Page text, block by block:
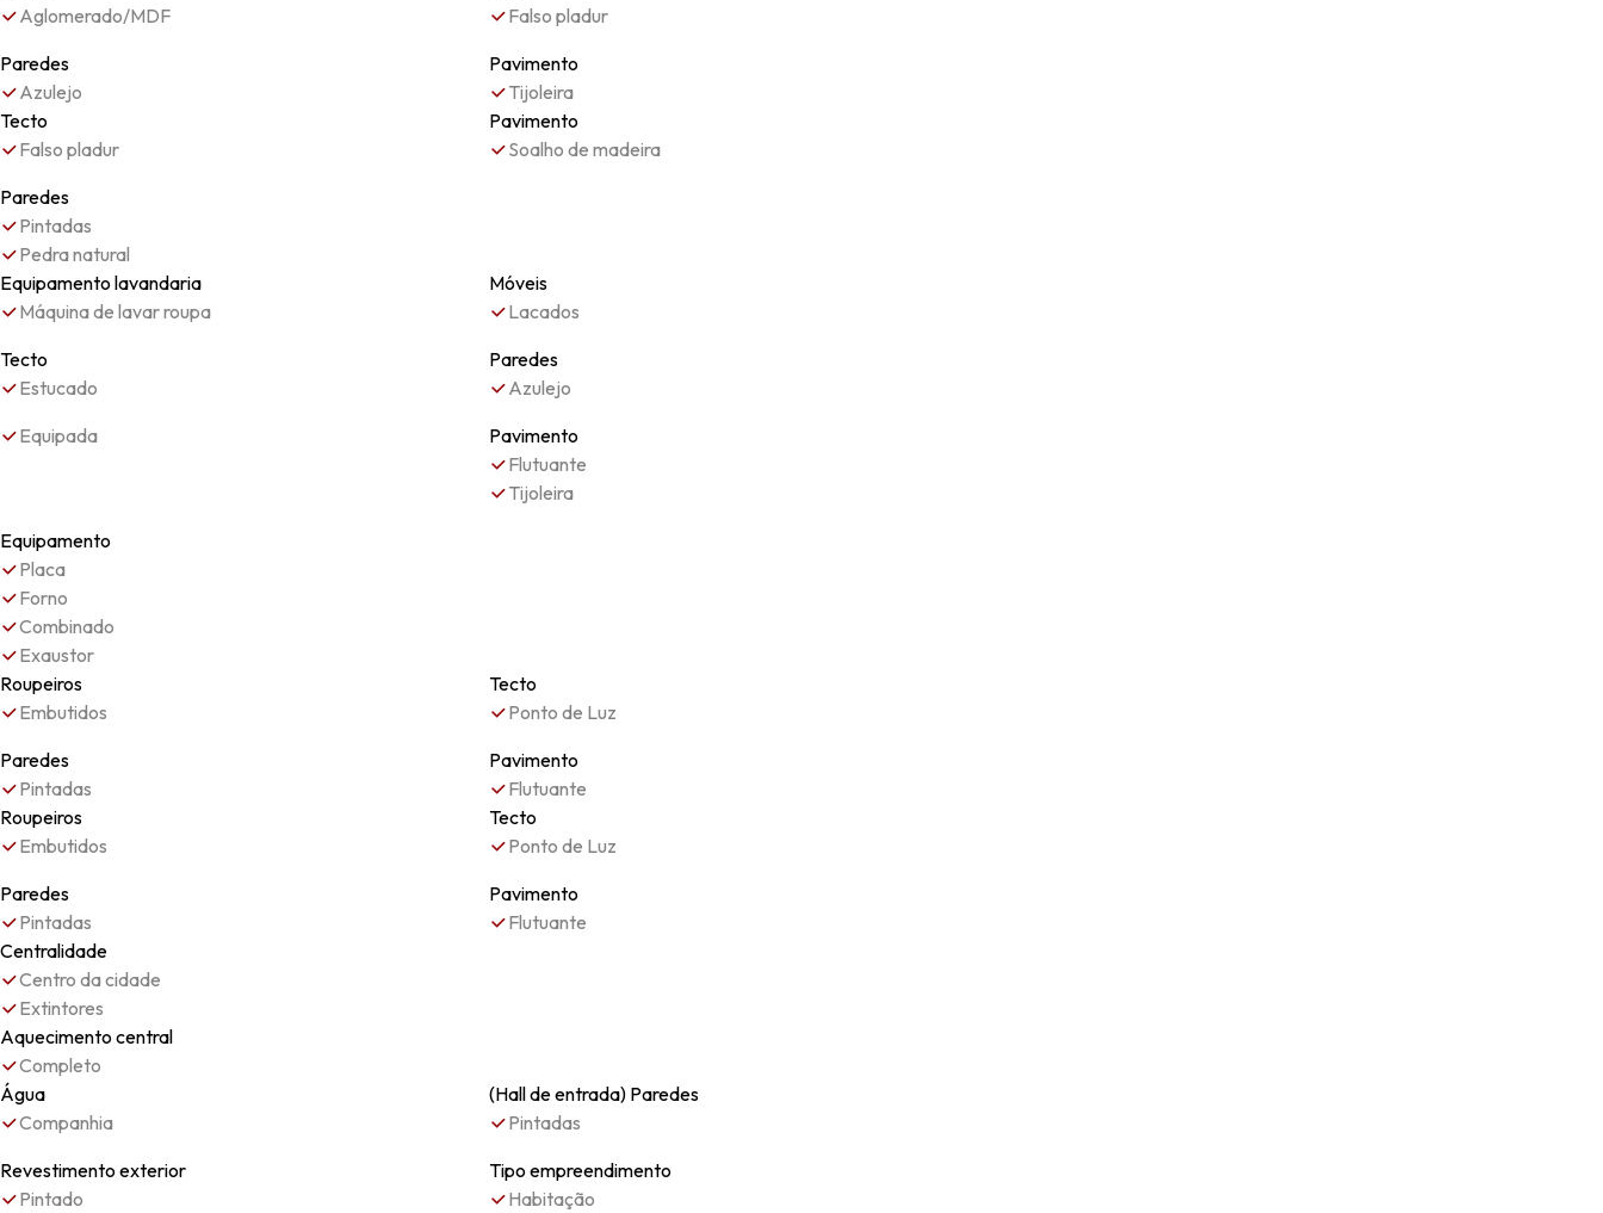
Aglomerado/MDF
Falso pladur
Paredes
Azulejo
Pavimento
Tijoleira
Tecto
Falso pladur
Pavimento
Soalho de madeira
Paredes
Pintadas
Pedra natural
Equipamento lavandaria
Máquina de lavar roupa
Móveis
Lacados
Tecto
Estucado
Paredes
Azulejo
Equipada
Pavimento
Flutuante
Tijoleira
Equipamento
Placa
Forno
Combinado
Exaustor
Roupeiros
Embutidos
Tecto
Ponto de Luz
Paredes
Pintadas
Pavimento
Flutuante
Roupeiros
Embutidos
Tecto
Ponto de Luz
Paredes
Pintadas
Pavimento
Flutuante
Centralidade
Centro da cidade
Extintores
Aquecimento central
Completo
Água
Companhia
(Hall de entrada) Paredes
Pintadas
Revestimento exterior
Pintado
Tipo empreendimento
Habitação